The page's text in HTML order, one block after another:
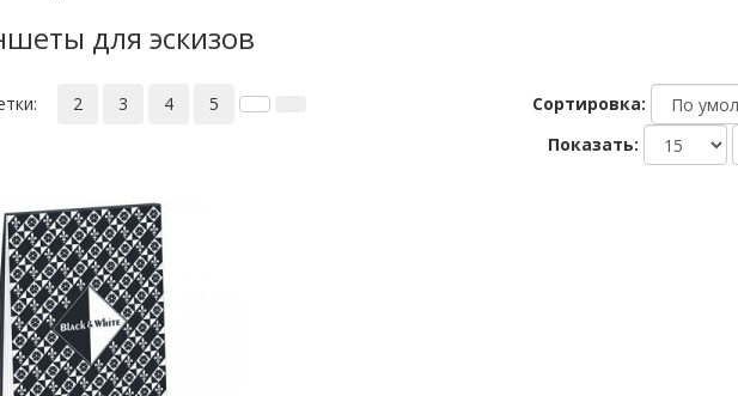
для эскизов
2 3 4 5
Сортировка:
Показать: